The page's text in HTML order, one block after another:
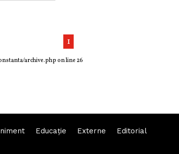
1
archive.phpon line26
Educaţie Externe Editorial